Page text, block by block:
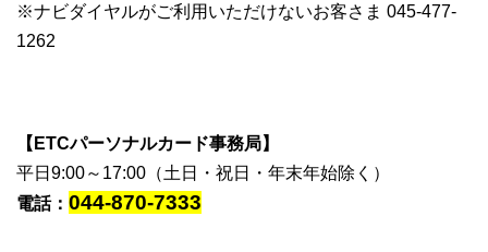
※ナビダイヤルがご利用いただけないお客さま 045-477-
1262
【ETCパーソナルカード事務局】
平日9:00～17:00（土日・祝日・年末年始除く）
電話： 044-870-7333